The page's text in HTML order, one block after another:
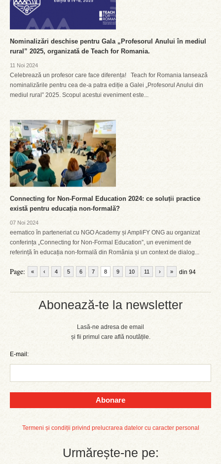
Abonează-te la newsletter
Lasă-ne adresa de email
și fii primul care află noutățile.
E-mail:
Abonare
Termeni și condiții privind prelucrarea datelor cu caracter personal
Urmărește-ne pe:
Nominalizări deschise pentru Gala „Profesorul Anului în mediul
rural” 2025, organizată de Teach for Romania.
11 Noi 2024
Celebrează un profesor care face diferența! Teach for Romania lansează
nominalizările pentru cea de-a patra ediție a Galei „Profesorul Anului din
mediul rural” 2025. Scopul acestui eveniment este...
Connecting for Non-Formal Education 2024: ce soluții practice
există pentru educația non-formală?
07 Noi 2024
eematico în parteneriat cu NGO Academy și AmpliFY ONG au organizat
conferința „Connecting for Non-Formal Education”, un eveniment de
referință în educația non-formală din România și un context de dialog...
Page: « ‹ 4 5 6 7 8 9 10 11 din 94
› »